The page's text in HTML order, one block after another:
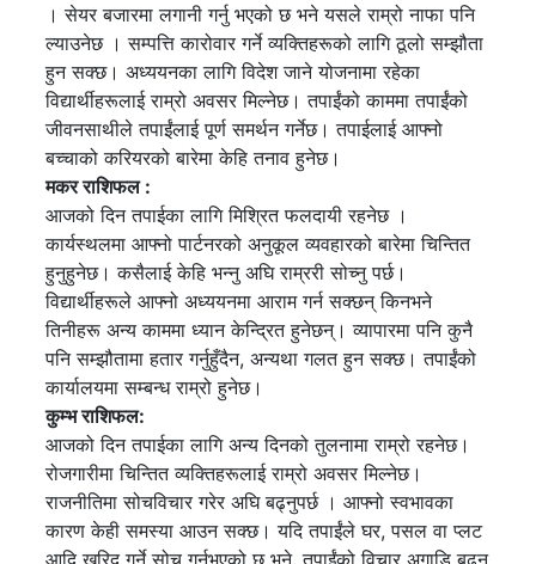
। सेयर बजारमा लगानी गर्नु भएको छ भने यसले राम्रो नाफा पनि
ल्याउनेछ । सम्पत्ति कारोवार गर्ने व्यक्तिहरूको लागि ठूलो सम्झौता
हुन सक्छ। अध्ययनका लागि विदेश जाने योजनामा ​​रहेका
विद्यार्थीहरूलाई राम्रो अवसर मिल्नेछ। तपाईंको काममा तपाईंको
जीवनसाथीले तपाईंलाई पूर्ण समर्थन गर्नेछ। तपाईलाई आफ्नो
बच्चाको करियरको बारेमा केहि तनाव हुनेछ।
मकर राशिफल :
आजको दिन तपाईका लागि मिश्रित फलदायी रहनेछ ।
कार्यस्थलमा आफ्नो पार्टनरको अनुकूल व्यवहारको बारेमा चिन्तित
हुनुहुनेछ। कसैलाई केहि भन्नु अघि राम्ररी सोच्नु पर्छ।
विद्यार्थीहरूले आफ्नो अध्ययनमा आराम गर्न सक्छन् किनभने
तिनीहरू अन्य काममा ध्यान केन्द्रित हुनेछन्। व्यापारमा पनि कुनै
पनि सम्झौतामा हतार गर्नुहुँदैन, अन्यथा गलत हुन सक्छ। तपाईंको
कार्यालयमा सम्बन्ध राम्रो हुनेछ।
कुम्भ राशिफल:
आजको दिन तपाईका लागि अन्य दिनको तुलनामा राम्रो रहनेछ।
रोजगारीमा चिन्तित व्यक्तिहरूलाई राम्रो अवसर मिल्नेछ।
राजनीतिमा सोचविचार गरेर अघि बढ्नुपर्छ । आफ्नो स्वभावका
कारण केही समस्या आउन सक्छ। यदि तपाईंले घर, पसल वा प्लट